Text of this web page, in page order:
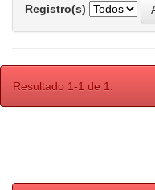
Registro(s)
Resultado 1-1 de 1.